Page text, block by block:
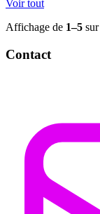
Voir tout
Affichage de 1–5 sur
Contact